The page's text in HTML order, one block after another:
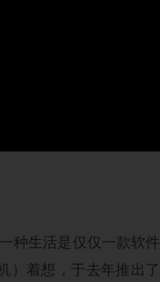
种生活是仅仅一款软件
）着想，于去年推出了